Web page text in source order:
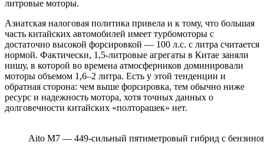
литровые моторы.
Азиатская налоговая политика привела и к тому, что большая
часть китайских автомобилей имеет турбомоторы с
достаточно высокой форсировкой — 100 л.с. с литра считается
нормой. Фактически, 1,5-литровые агрегаты в Китае заняли
нишу, в которой во времена атмосферников доминировали
моторы объемом 1,6–2 литра. Есть у этой тенденции и
обратная сторона: чем выше форсировка, тем обычно ниже
ресурс и надежность мотора, хотя точных данных о
долговечности китайских «полторашек» нет.
Aito M7 — 449-сильный пятиметровый гибрид с